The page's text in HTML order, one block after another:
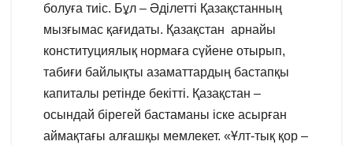
болуға тиіс. Бұл – Әділетті Қазақстанның
мызғымас қағидаты. Қазақстан арнайы
конституциялық нормаға сүйене отырып,
табиғи байлықты азаматтардың бастапқы
капиталы ретінде бекітті. Қазақстан –
осындай бірегей бастаманы іске асырған
аймақтағы алғашқы мемлекет. «Ұлт-тық қор –